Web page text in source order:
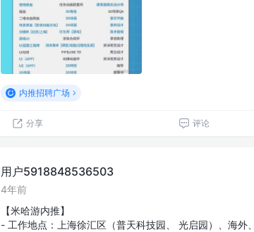
内推招聘广场
分享 评论
用户5918848536503
4年前
【米哈游内推】
- 工作地点：上海徐汇区（普天科技园、 光启园）、海外